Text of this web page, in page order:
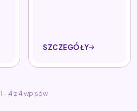
SZCZEGÓŁY
1 - 4 z 4 wpisów